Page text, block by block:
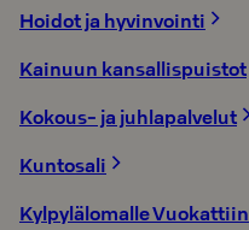
Hoidot ja hyvinvointi
Kainuun kansallispuistot
Kokous- ja juhlapalvelut
Kuntosali
Kylpylälomalle Vuokattiin